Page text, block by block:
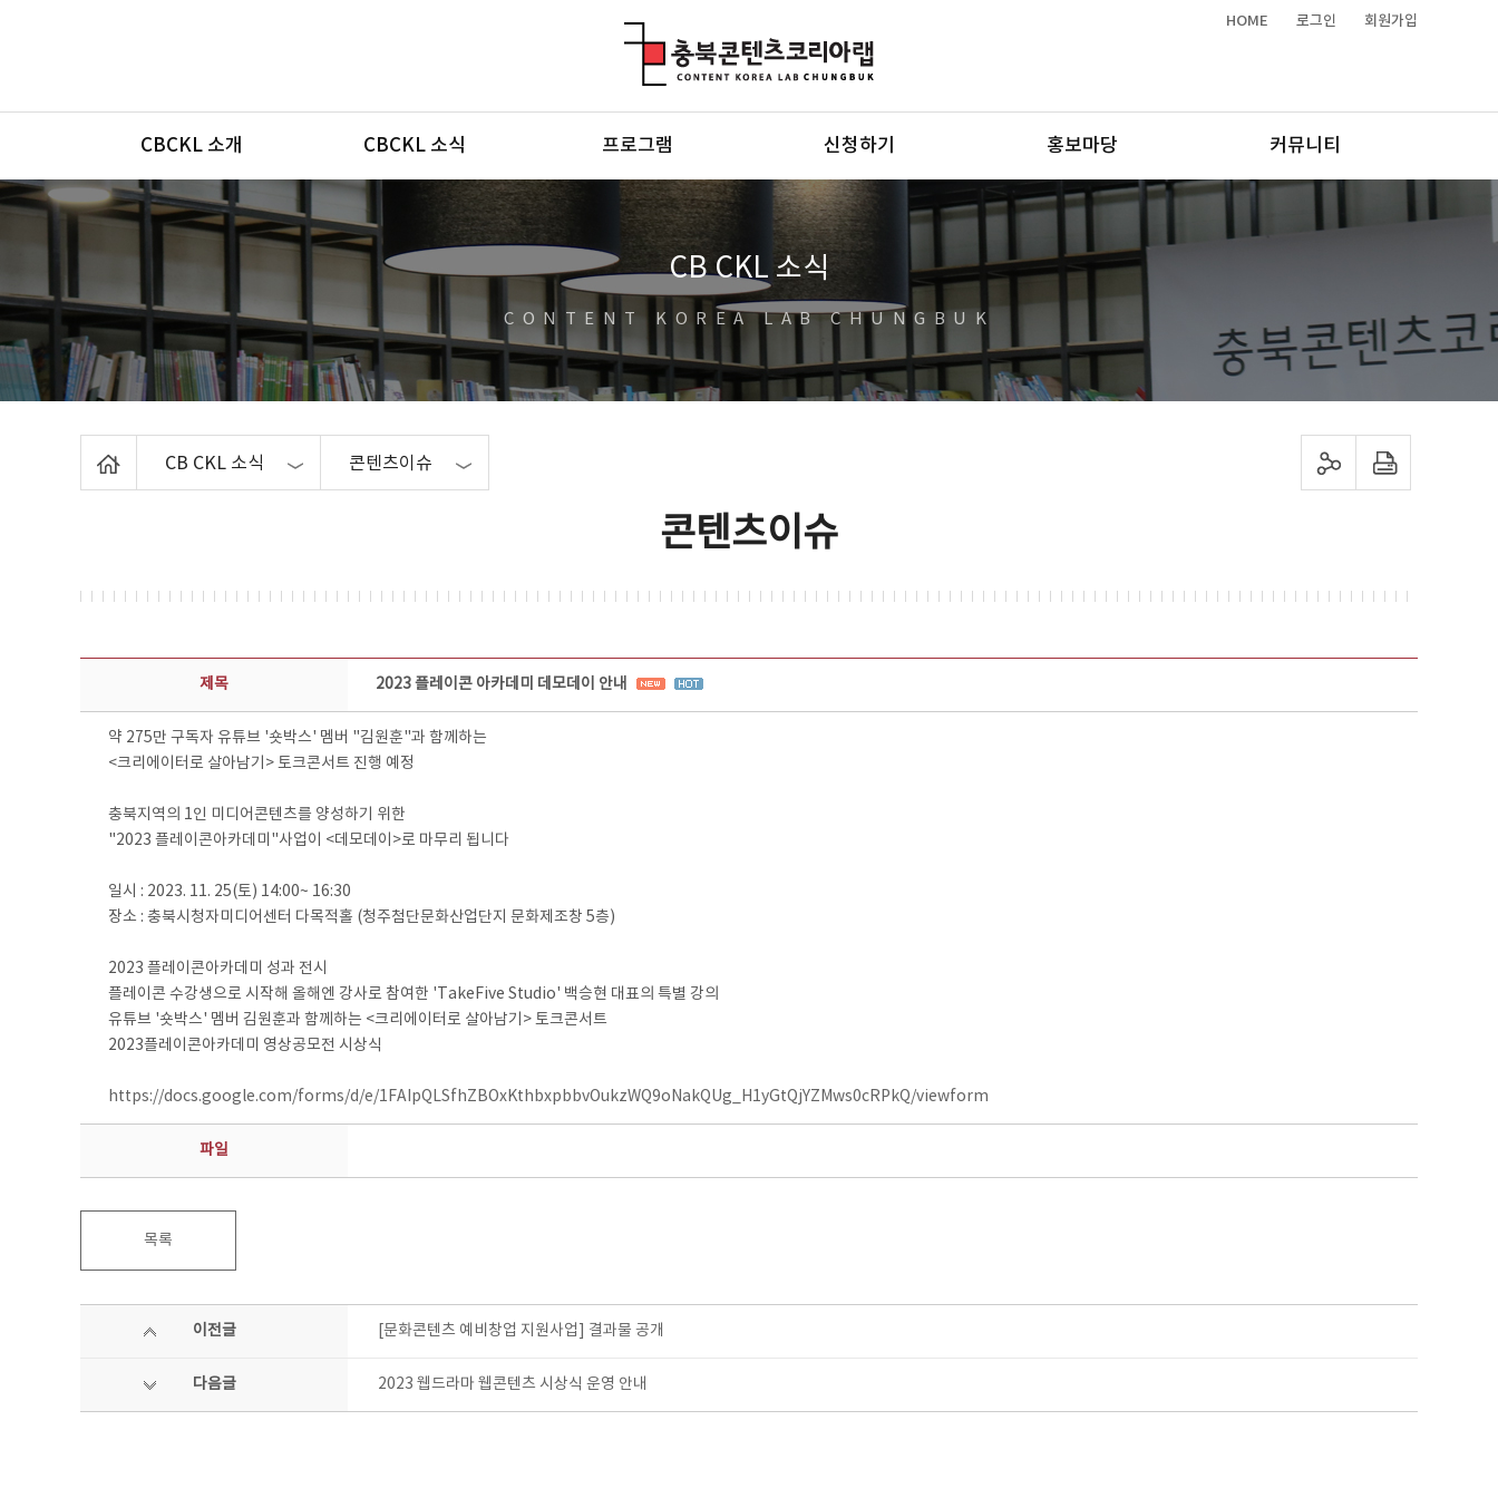
HOME 로그인 회원가입
메뉴
CBCKL 소개 CBCKL 소식 프로그램 신청하기 홍보마당 커뮤니티
CB CKL 소식
CONTENT KOREA LAB CHUNGBUK
CB CKL 소식 콘텐츠이슈 sns 공유하기 프린트하기
콘텐츠이슈
콘텐츠이슈 상세보기 - 제목, 담당부서, 담당자, 담당연락처, 내용, 첨부파일 정보 제공
제목 2023 플레이콘 아카데미 데모데이 안내
약 275만 구독자 유튜브 '숏박스' 멤버 "김원훈"과 함께하는
<크리에이터로 살아남기> 토크콘서트 진행 예정
충북지역의 1인 미디어콘텐츠를 양성하기 위한
"2023 플레이콘아카데미"사업이 <데모데이>로 마무리 됩니다
일시 : 2023. 11. 25(토) 14:00~ 16:30
장소 : 충북시청자미디어센터 다목적홀 (청주첨단문화산업단지 문화제조창 5층)
2023 플레이콘아카데미 성과 전시
플레이콘 수강생으로 시작해 올해엔 강사로 참여한 'TakeFive Studio' 백승현 대표의 특별 강의
유튜브 '숏박스' 멤버 김원훈과 함께하는 <크리에이터로 살아남기> 토크콘서트
2023플레이콘아카데미 영상공모전 시상식
https://docs.google.com/forms/d/e/1FAIpQLSfhZBOxKthbxpbbvOukzWQ9oNakQUg_H1yGtQjYZMws0cRPkQ/viewform
파일
목록
이전글 [문화콘텐츠 예비창업 지원사업] 결과물 공개
다음글 2023 웹드라마 웹콘텐츠 시상식 운영 안내